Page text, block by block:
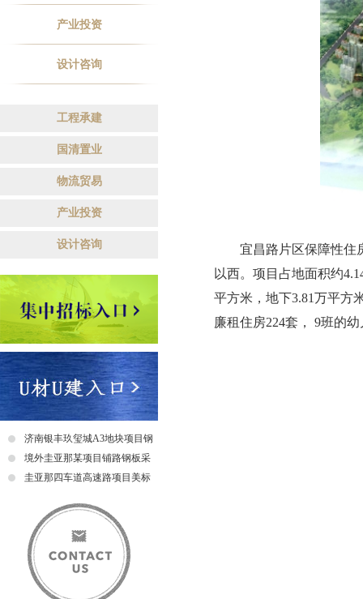
产业投资
设计咨询
工程承建
国清置业
物流贸易
产业投资
设计咨询
济南银丰玖玺城A3地块项目钢
爬梯采购及安装招标中标公示
境外圭亚那某项目铺路钢板采
购招标公告
圭亚那四车道高速路项目美标
宜昌路片区保障性住房
以西。项目占地面积约
平方米，地下3.81万平方
廉租住房224套， 9班的